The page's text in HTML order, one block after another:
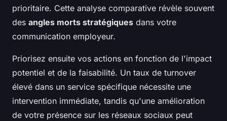
prioritaire. Cette analyse comparative révèle souvent
des angles morts stratégiques dans votre
communication employeur.
Priorisez ensuite vos actions en fonction de l'impact
potentiel et de la faisabilité. Un taux de turnover
élevé dans un service spécifique nécessite une
intervention immédiate, tandis qu'une amélioration
de votre présence sur les réseaux sociaux peut